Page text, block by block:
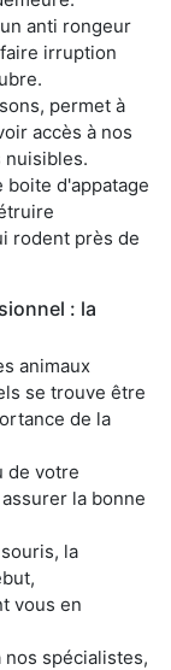
anti rongeur
irruption
permet à
accès à nos
nuisibles.
d'appatage
rodent près de
: la
animaux
se trouve être
de la
de votre
la bonne
la
vous en
nos spécialistes,